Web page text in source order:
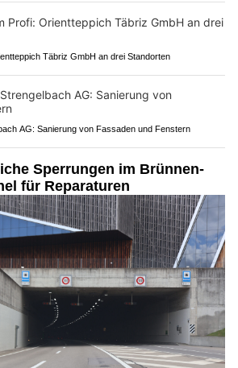
Täbriz GmbH an drei Standorten
AG: Sanierung von Fassaden und Fenstern
Sperrungen im Brünnen-
für Reparaturen